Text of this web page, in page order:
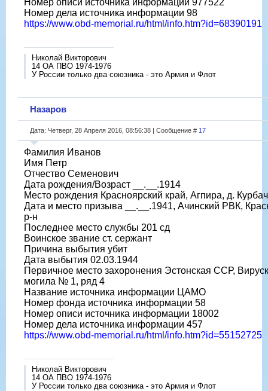
Номер описи источника информации 977522
Номер дела источника информации 98
https://www.obd-memorial.ru/html/info.htm?id=68390191
Николай Викторович
14 ОА ПВО 1974-1976
У России только два союзника - это Армия и Флот
Назаров
Дата: Четверг, 28 Апреля 2016, 08:56:38 | Сообщение # 17
Фамилия Иванов
Имя Петр
Отчество Семенович
Дата рождения/Возраст __.__.1914
Место рождения Красноярский край, Агпира, д.
Дата и место призыва __.__.1941, Ачинский РВК,
р-н
Последнее место службы 201 сд
Воинское звание ст. сержант
Причина выбытия убит
Дата выбытия 02.03.1944
Первичное место захоронения Эстонская ССР,
могила № 1, ряд 4
Название источника информации ЦАМО
Номер фонда источника информации 58
Номер описи источника информации 18002
Номер дела источника информации 457
https://www.obd-memorial.ru/html/info.htm?id=55152725
Николай Викторович
14 ОА ПВО 1974-1976
У России только два союзника - это Армия и Флот